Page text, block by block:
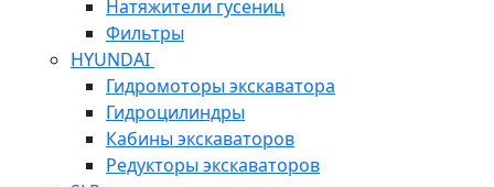
Натяжители гусениц
Фильтры
HYUNDAI
Гидромоторы экскаватора
Гидроцилиндры
Кабины экскаваторов
Редукторы экскаваторов